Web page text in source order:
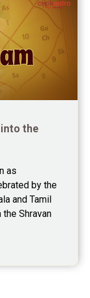
into the
as
by the
and Tamil
Shravan